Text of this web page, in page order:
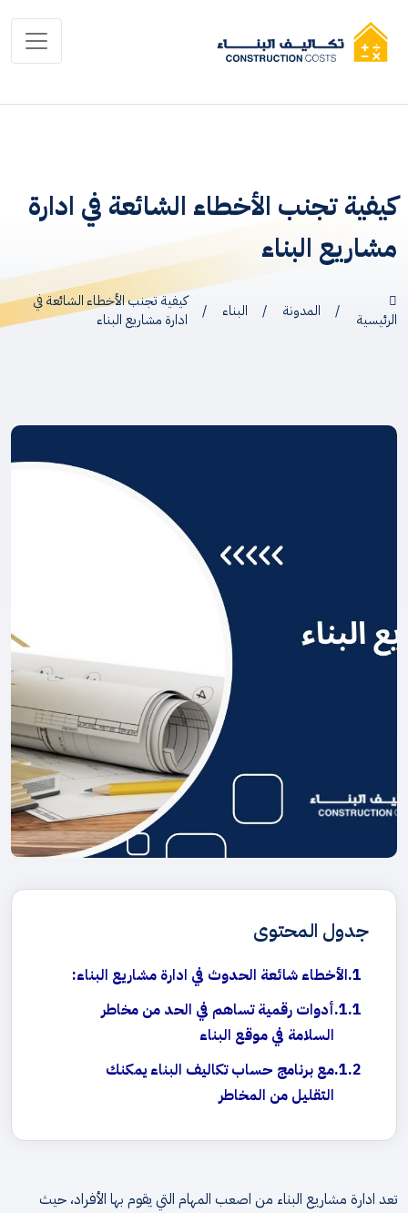
كيفية تجنب الأخطاء الشائعة في ادارة
مشاريع البناء
الرئيسية / المدونة / البناء /
كيفية تجنب الأخطاء الشائعة في
ادارة مشاريع البناء
جدول المحتوى
الأخطاء شائعة الحدوث في ادارة مشاريع البناء:
أدوات رقمية تساهم في الحد من مخاطر
السلامة في موقع البناء
مع برنامج حساب تكاليف البناء يمكنك
التقليل من المخاطر
تعد ادارة مشاريع البناء من اصعب المهام التي يقوم بها الأفراد، حيث